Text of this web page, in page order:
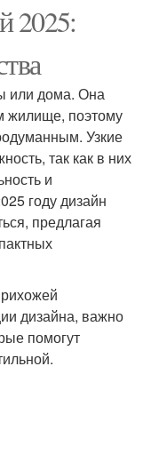
2025:
или дома. Она
жилище, поэтому
Узкие
так как в них
и
году дизайн
предлагая
дизайна, важно
помогут